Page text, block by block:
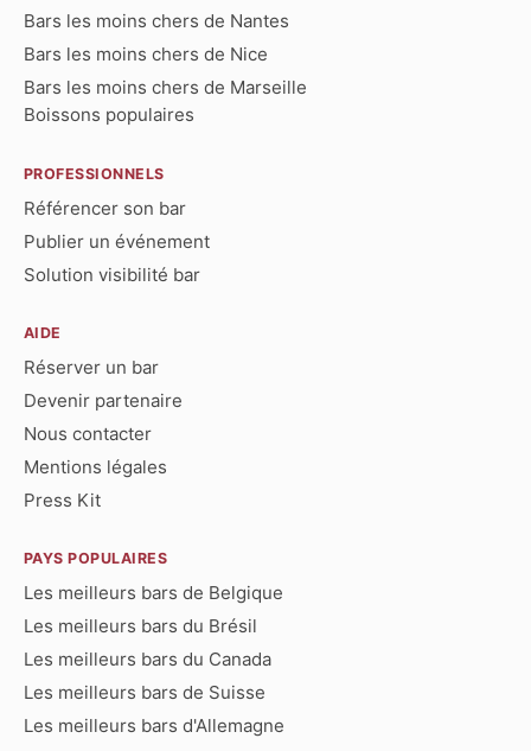
Bars les moins chers de Nantes
Bars les moins chers de Nice
Bars les moins chers de Marseille
Boissons populaires
PROFESSIONNELS
Référencer son bar
Publier un événement
Solution visibilité bar
AIDE
Réserver un bar
Devenir partenaire
Nous contacter
Mentions légales
Press Kit
PAYS POPULAIRES
Les meilleurs bars de Belgique
Les meilleurs bars du Brésil
Les meilleurs bars du Canada
Les meilleurs bars de Suisse
Les meilleurs bars d'Allemagne